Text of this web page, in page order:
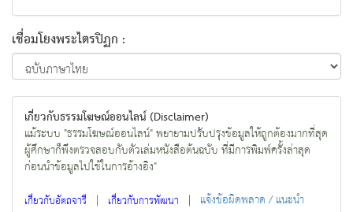
เชื่อมโยงพระไตรปิฏก :
เกี่ยวกับธรรมโฆษณ์ออนไลน์ (Disclaimer)
แม้ระบบ "ธรรมโฆษณ์ออนไลน์" พยายามปรับปรุงข้อมูลให้ถูกต้องมากที่สุด
ผู้ศึกษาก็พึงตรวจสอบกับตัวเล่มหนังสือต้นฉบับ ที่มีการพิมพ์ครั้งล่าสุด
ก่อนนำข้อมูลไปใช้ในการอ้างอิง"
เกี่ยวกับอัตถจารี | เกี่ยวกับการพัฒนา | แจ้งข้อผิดพลาด / แนะนำ